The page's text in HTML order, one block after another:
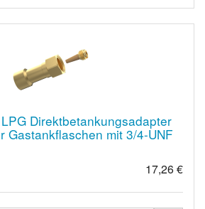
Direktbetankungsadapter
Gastankflaschen mit 3/4-UNF
17,26 €